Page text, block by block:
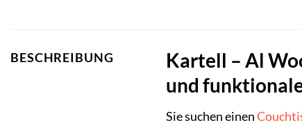
BESCHREIBUNG
Kartell – Al
und
Sie suchen einen